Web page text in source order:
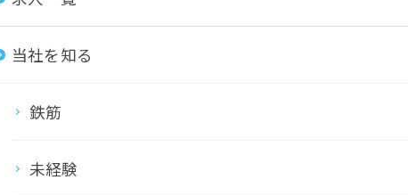
当社を知る
鉄筋
未経験